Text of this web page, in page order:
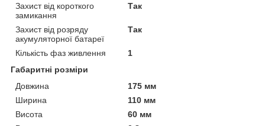
Захист від короткого
замикання
Так
Захист від розряду
акумуляторної батареї
Так
Кількість фаз живлення
1
Габаритні розміри
Довжина
175 мм
Ширина
110 мм
Висота
60 мм